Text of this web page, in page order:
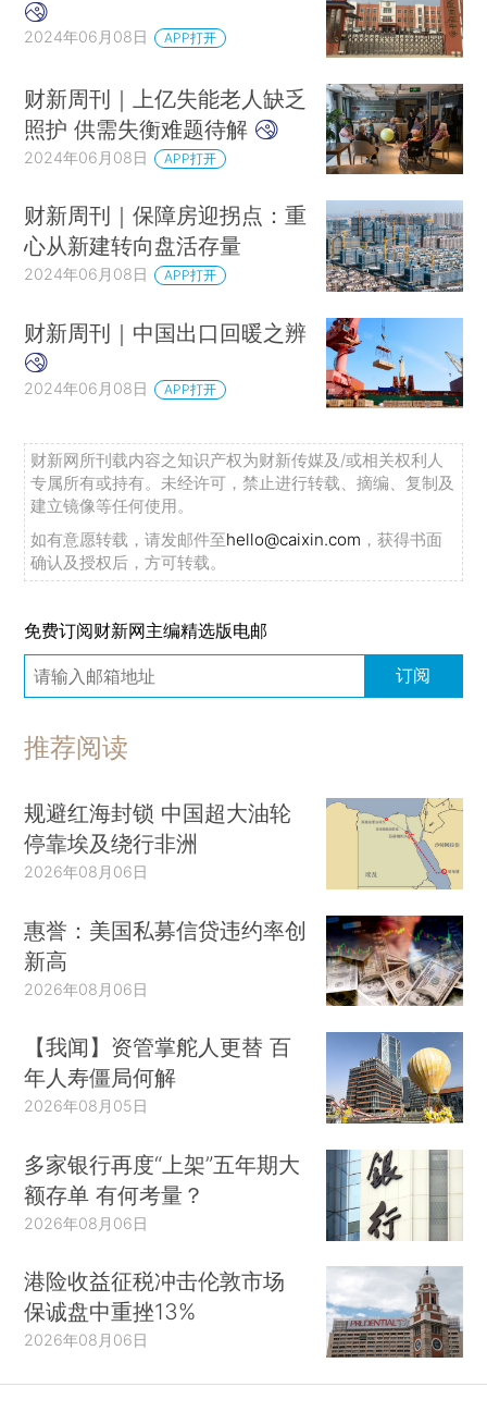
2024年06月08日 APP打开
财新周刊｜上亿失能老人缺乏
照护 供需失衡难题待解
2024年06月08日 APP打开
财新周刊｜保障房迎拐点：重
心从新建转向盘活存量
2024年06月08日 APP打开
财新周刊｜中国出口回暖之辨
2024年06月08日 APP打开
财新网所刊载内容之知识产权为财新传媒及/或相关权利人
专属所有或持有。未经许可，禁止进行转载、摘编、复制及
建立镜像等任何使用。
如有意愿转载，请发邮件至hello@caixin.com ，获得书面
确认及授权后，方可转载。
免费订阅财新网主编精选版电邮
订阅
推荐阅读
规避红海封锁 中国超大油轮
停靠埃及绕行非洲
2026年08月06日
惠誉：美国私募信贷违约率创
新高
2026年08月06日
【我闻】资管掌舵人更替 百
年人寿僵局何解
2026年08月05日
多家银行再度“上架”五年期大
额存单 有何考量？
2026年08月06日
港险收益征税冲击伦敦市场
保诚盘中重挫13%
2026年08月06日